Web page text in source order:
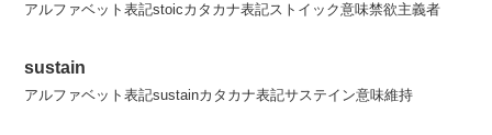
アルファベット表記stoicカタカナ表記ストイック意味禁欲主義者
sustain
アルファベット表記sustainカタカナ表記サステイン意味維持